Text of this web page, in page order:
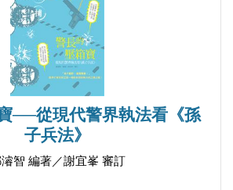
人文地理分析
分省籍綜述
段歷史時期歸宿情況的分析與綜
命時期犧牲陣亡情況綜述
至1949年9月亡故情況綜述
澳或海外人物情況綜述
──從現代警界執法看《孫
子兵法》
智 編著／謝宜峯 審訂